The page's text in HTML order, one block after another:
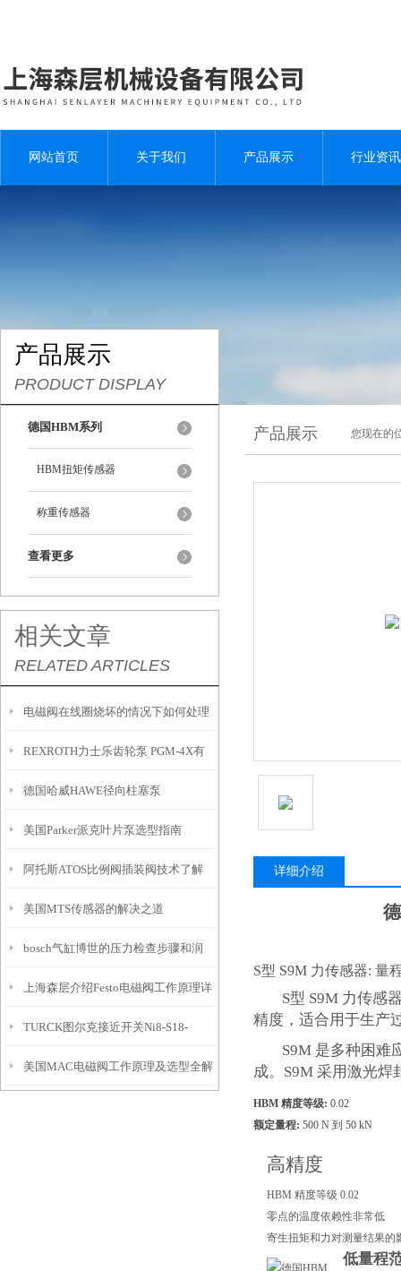
网站首页 关于我们 产品展示 行业资讯
产品展示
PRODUCT DISPLAY
德国HBM系列
HBM扭矩传感器
称重传感器
查看更多
相关文章
RELATED ARTICLES
电磁阀在线圈烧坏的情况下如何处理
REXROTH力士乐齿轮泵 PGM-4X有
问必答专栏
德国哈威HAWE径向柱塞泵
美国Parker派克叶片泵选型指南
阿托斯ATOS比例阀插装阀技术了解
美国MTS传感器的解决之道
bosch气缸博世的压力检查步骤和润
滑介绍
上海森层介绍Festo电磁阀工作原理详
解
TURCK图尔克接近开关Ni8-S18-
AN6X强势推广
美国MAC电磁阀工作原理及选型全解
产品展示 您现在的
详细介绍
S型 S9M 力传感器: 量
S型 S9M 力传感器
精度，适合用于生产
S9M 是多种困难应
成。S9M 采用激光焊
HBM 精度等级: 0.02
额定量程: 500 N 到 50 kN
高精度
HBM 精度等级 0.02
零点的温度依赖性非常低
寄生扭矩和力对测量结果的
低量程